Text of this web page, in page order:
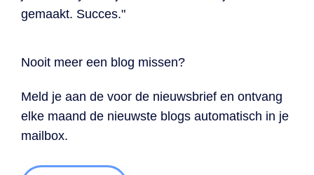
gemaakt. Succes."
Nooit meer een blog missen?
Meld je aan de voor de nieuwsbrief en ontvang
elke maand de nieuwste blogs automatisch in je
mailbox.